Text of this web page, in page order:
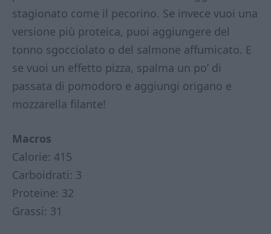
stagionato come il pecorino. Se invece vuoi una
versione più proteica, puoi aggiungere del
tonno sgocciolato o del salmone affumicato. E
se vuoi un effetto pizza, spalma un po’ di
passata di pomodoro e aggiungi origano e
mozzarella filante!
Macros
Calorie: 415
Carboidrati: 3
Proteine: 32
Grassi: 31